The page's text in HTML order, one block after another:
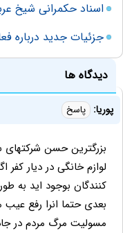
اسناد حکمرانی شیخ
جزئیات جدید درباره
دیدگاه ها
پوریا: پاسخ
بزرگترین حسن شرکتهای
لوازم خانگی در دیار
کنندگان بوجود اید به
بعدی حتما انرا رفع
مسولیت مرگ مردم در